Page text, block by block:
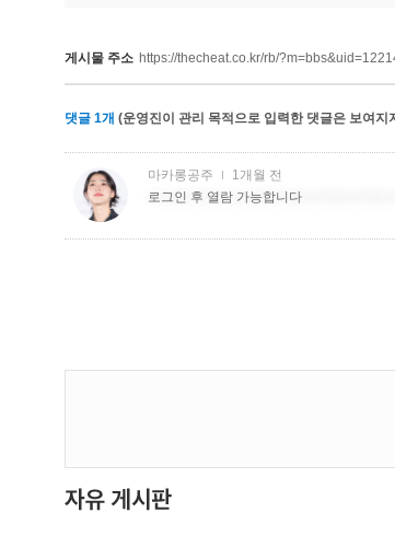
게시물 주소 https://thecheat.co.kr/rb/
댓글 1개 (운영진이 관리 목적으로 입력한 댓글은 보여지